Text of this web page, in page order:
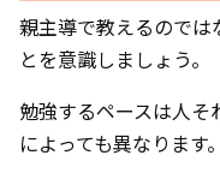
親主導で教えるのでは
とを意識しましょう。
勉強するペースは人
によっても異なります。